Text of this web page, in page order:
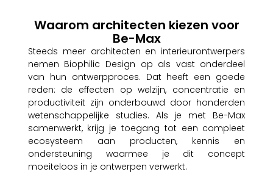
Waarom architecten kiezen voor
Be-Max
Steeds meer architecten en interieurontwerpers
nemen Biophilic Design op als vast onderdeel
van hun ontwerpproces. Dat heeft een goede
reden: de effecten op welzijn, concentratie en
productiviteit zijn onderbouwd door honderden
wetenschappelijke studies. Als je met Be-Max
samenwerkt, krijg je toegang tot een compleet
ecosysteem aan producten, kennis en
ondersteuning waarmee je dit concept
moeiteloos in je ontwerpen verwerkt.